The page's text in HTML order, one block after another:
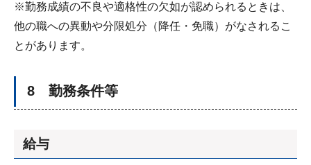
※勤務成績の不良や適格性の欠如が認められるときは、
他の職への異動や分限処分（降任・免職）がなされるこ
とがあります。
8 勤務条件等
給与